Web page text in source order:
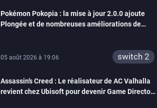
Pokémon Pokopia : la mise à jour 2.0.0 ajoute
Plongée et de nombreuses améliorations de
05 août 2026 à 19:06 switch 2
Assassin’s Creed : Le réalisateur de AC Valhalla
revient chez Ubisoft pour devenir Game Director